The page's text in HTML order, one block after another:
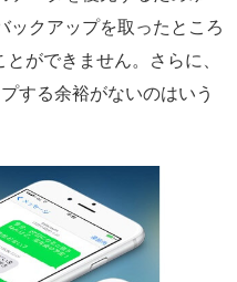
ックアップを取ったところ
ができません。さらに、
する余裕がないのはいう